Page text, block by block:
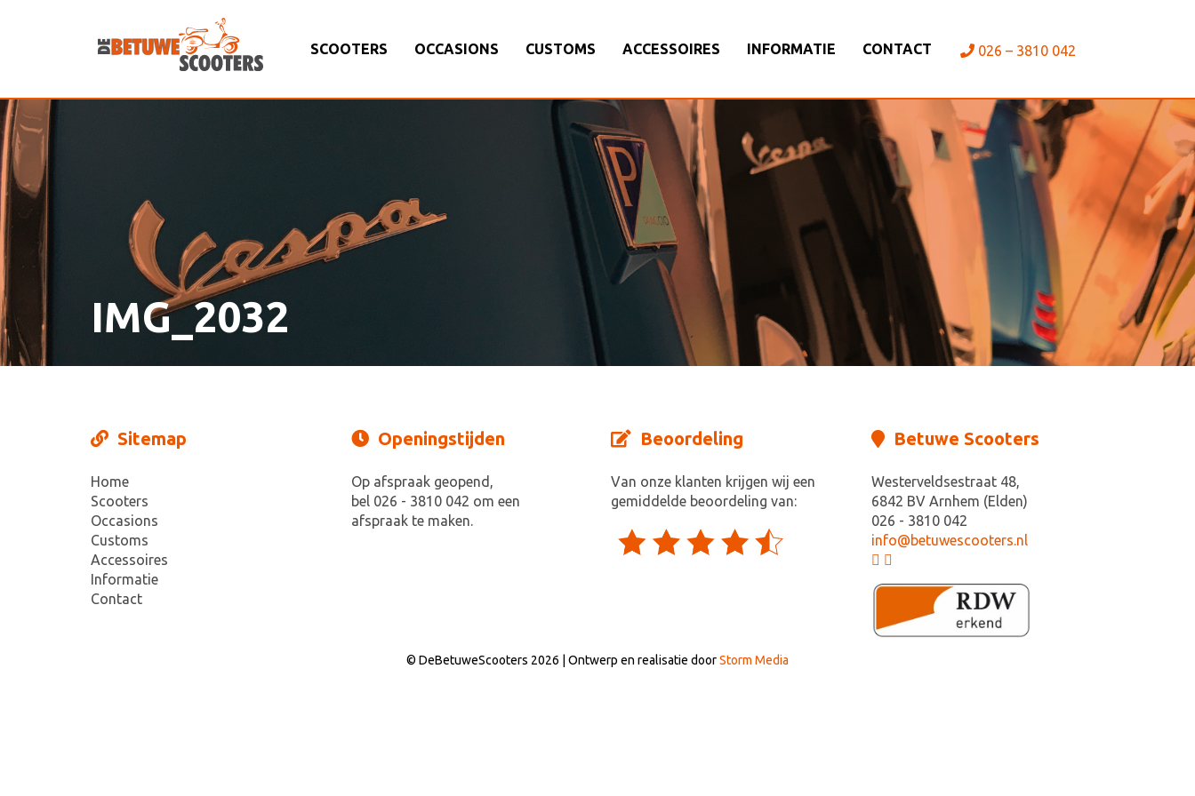
SCOOTERS OCCASIONS CUSTOMS ACCESSOIRES INFORMATIE CONTACT 026 – 3810 042
IMG_2032
Sitemap
Home
Scooters
Occasions
Customs
Accessoires
Informatie
Contact
Openingstijden
Op afspraak geopend,
bel 026 - 3810 042 om een
afspraak te maken.
Beoordeling
Van onze klanten krijgen wij een
gemiddelde beoordeling van:
Betuwe Scooters
Westerveldsestraat 48,
6842 BV Arnhem (Elden)
026 - 3810 042
info@betuwescooters.nl
© DeBetuweScooters 2026 | Ontwerp en realisatie doorStorm Media